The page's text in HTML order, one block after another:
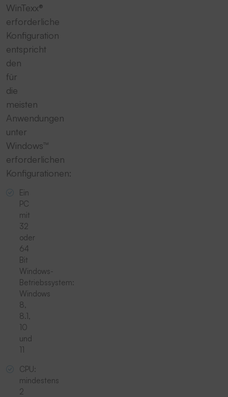
WinTexx®
erforderliche
Konfiguration
entspricht
den
für
die
meisten
Anwendungen
unter
Windows™
erforderlichen
Konfigurationen:
Ein
PC
mit
32
oder
64
Bit
Windows-
Betriebssystem:
Windows
8,
8.1,
10
und
11
CPU:
mindestens
2